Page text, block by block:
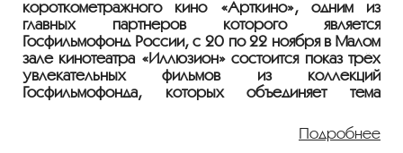
В ролях: Н. Феоктистов, Сергей Комаров, Ксения
Москаленко, Виктор Гапоненко, Василий Ковригин,
Сергей Столяров
Первый советский научно-фантастический фильм о
покорении космоса. Научная сторона фильма была
почти безупречной. Кроме устаревших деталей
все остальное впечатляет и сегодня. Во многом
благодаря тому, что консультировал создателей
короткометражного кино «Арткино», одним из
главных партнеров которого является
Госфильмофонд России, с 20 по 22 ноября в Малом
зале кинотеатра «Иллюзион» состоится показ трёх
увлекательных фильмов из коллекций
Госфильмофонда, которых объединяет тема
картинах ярко передана романтика космических
путешествий, фантазия и надежда на новые
Подробнее